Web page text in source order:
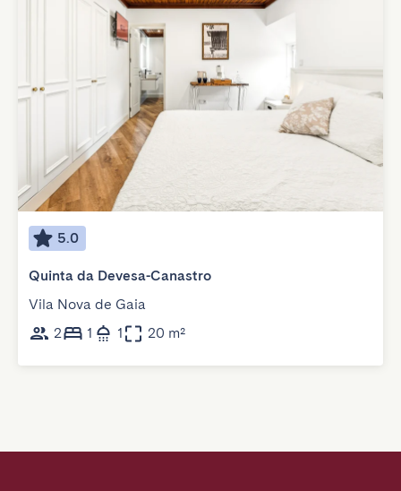
5.0
Quinta da Devesa-Canastro
Vila Nova de Gaia
2
1 1 20 m²